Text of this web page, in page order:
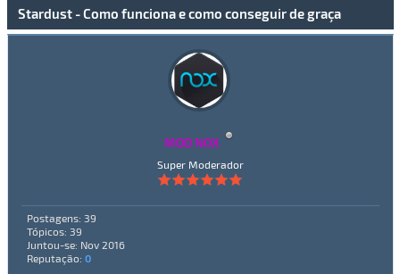
Stardust - Como funciona e como conseguir de graça
MOD NOX
Super Moderador
Postagens: 39
Tópicos: 39
Juntou-se: Nov 2016
Reputação: 0